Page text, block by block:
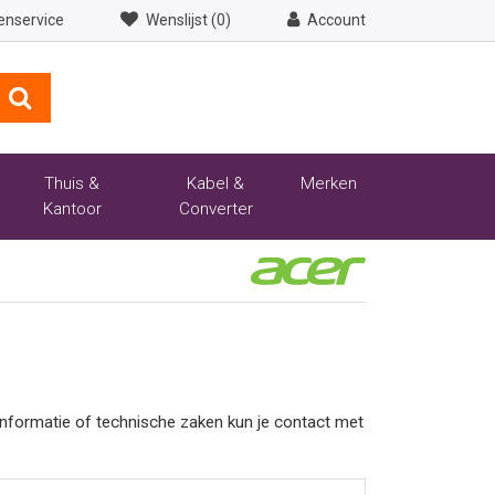
Wenslijst (0) Account
Thuis &
Kantoor
Kabel &
Converter
Merken
of technische zaken kun je contact met